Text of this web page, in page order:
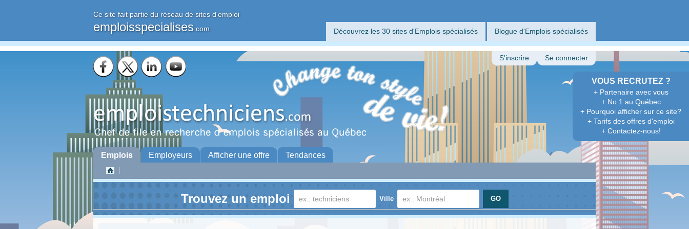
Ce site fait partie du réseau de sites d'emploi
emploisspecialises .com Découvrez les 30 sites d'Emplois spécialisés Blogue d'Emplois spécialisés
VOUS RECRUTEZ ?
+ Partenaire avec vous
+ No 1 au Québec
+ Pourquoi afficher sur ce site?
+ Tarifs des offres d'emploi
+ Contactez-nous!
S'inscrire Se connecter
Emplois Employeurs Afficher une offre Tendances
Trouvez un emploi Ville